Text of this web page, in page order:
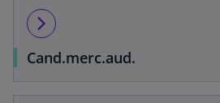
arrow_forward_ios
Cand.merc.aud.